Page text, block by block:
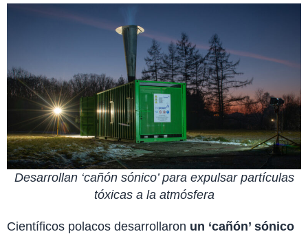
Desarrollan ‘cañón sónico’ para expulsar partículas
tóxicas a la atmósfera
Científicos polacos desarrollaron un ‘cañón’ sónico